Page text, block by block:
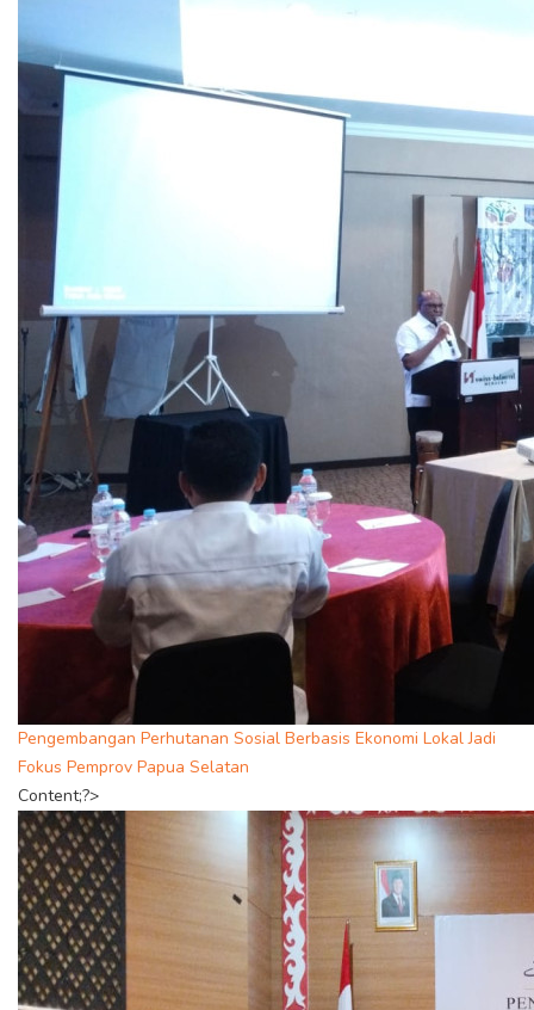
Pengembangan Perhutanan Sosial Berbasis Ekonomi Lokal Jadi
Fokus Pemprov Papua Selatan
Content;?>